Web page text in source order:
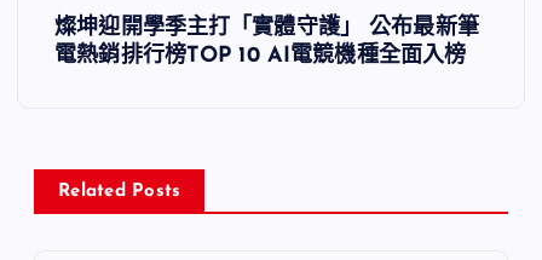
覽燦坤迎開學季主打「實體守護」 公布最新筆
電熱銷排行榜TOP 10 AI電競機種全面入榜
Related Posts